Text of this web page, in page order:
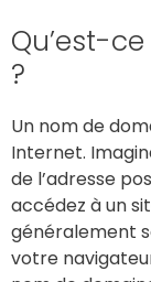
Qu’est-
?
Un nom de
Internet.
de l’adresse
accédez à un
généralement
votre